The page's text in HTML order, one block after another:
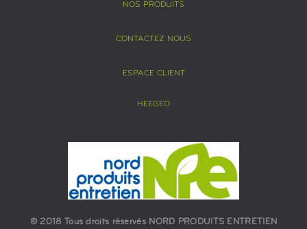
NOS PRODUITS
CONTACTEZ NOUS
ESPACE CLIENT
HEEGEO
© 2018 Tous droits réservés NORD PRODUITS ENTRETIEN